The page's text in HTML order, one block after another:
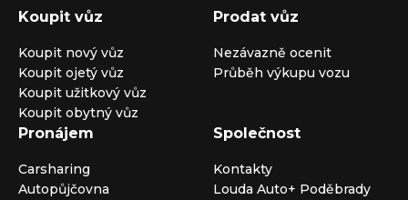
Koupit vůz
Koupit nový vůz
Koupit ojetý vůz
Koupit užitkový vůz
Koupit obytný vůz
Prodat vůz
Nezávazně ocenit
Průběh výkupu vozu
Pronájem
Carsharing
Autopůjčovna
Společnost
Kontakty
Louda Auto+ Poděbrady